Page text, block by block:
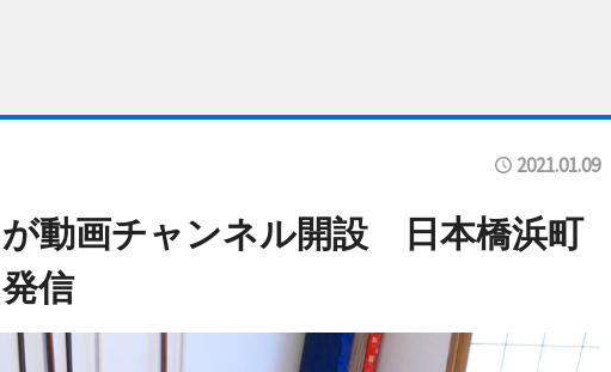
2021.01.09
動画チャンネル開設 日本橋浜町
信